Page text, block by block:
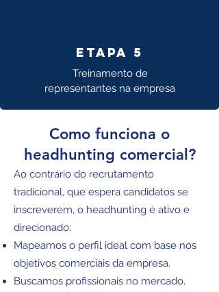
Etapa 5
Treinamento de
representantes na empresa
Como funciona o
headhunting comercial?
Ao contrário do recrutamento
tradicional, que espera candidatos se
inscreverem, o headhunting é ativo e
direcionado:
Mapeamos o perfil ideal com base nos
objetivos comerciais da empresa.
Buscamos profissionais no mercado,